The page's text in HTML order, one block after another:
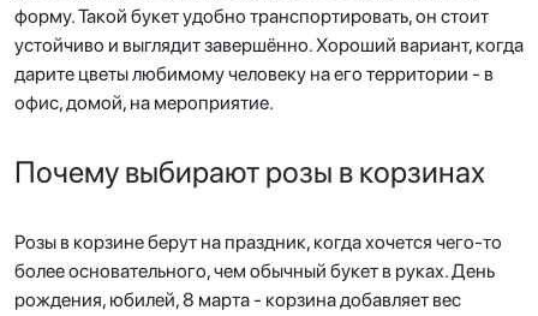
форму. Такой букет удобно транспортировать, он стоит
устойчиво и выглядит завершённо. Хороший вариант, когда
дарите цветы любимому человеку на его территории - в
офис, домой, на мероприятие.
Почему выбирают розы в корзинах
Розы в корзине берут на праздник, когда хочется чего-то
более основательного, чем обычный букет в руках. День
рождения, юбилей, 8 марта - корзина добавляет вес